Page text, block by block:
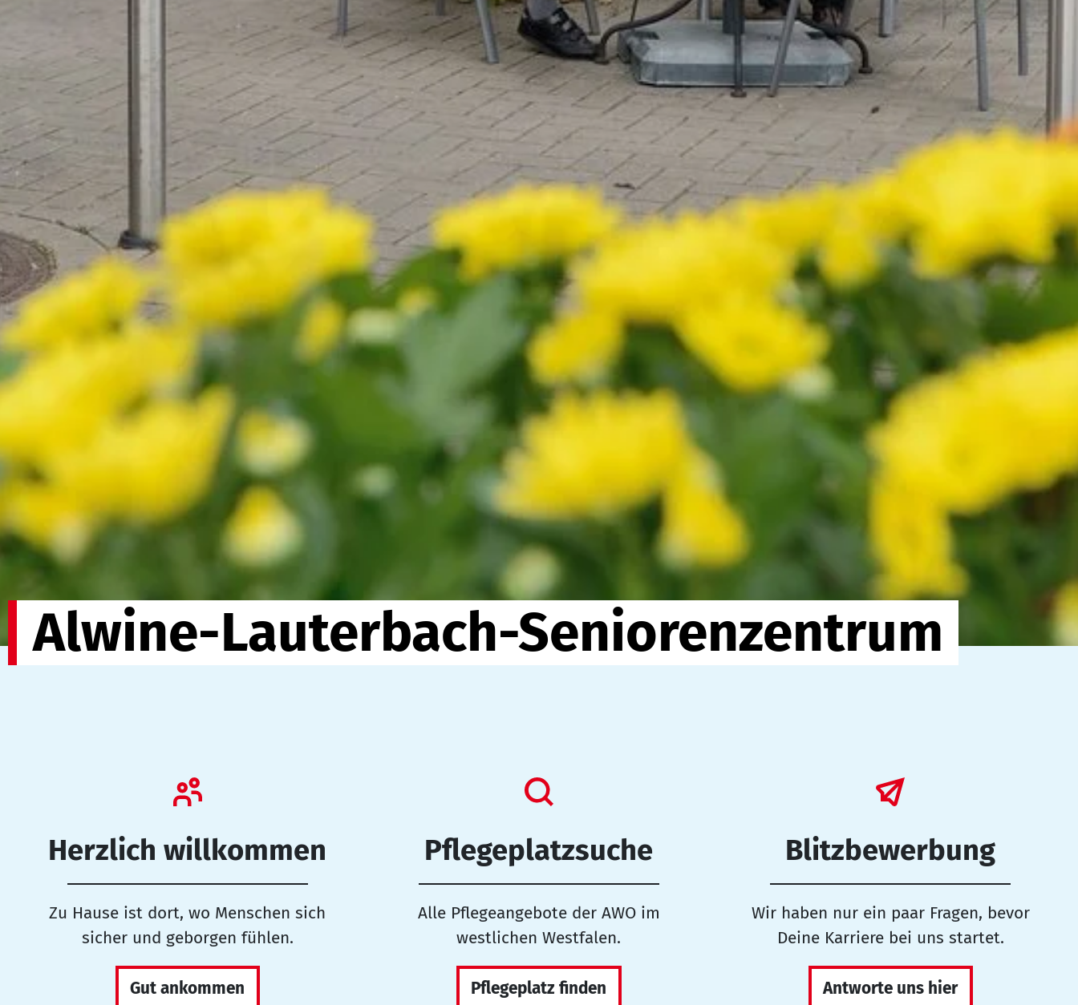
Alwine-Lauterbach-Seniorenzentrum
Herzlich willkommen
Zu Hause ist dort, wo Menschen sich
sicher und geborgen fühlen.
Gut ankommen
Pflegeplatzsuche
Alle Pflegeangebote der AWO im
westlichen Westfalen.
Pflegeplatz finden
Blitzbewerbung
Wir haben nur ein paar Fragen, bevor
Deine Karriere bei uns startet.
Antworte uns hier